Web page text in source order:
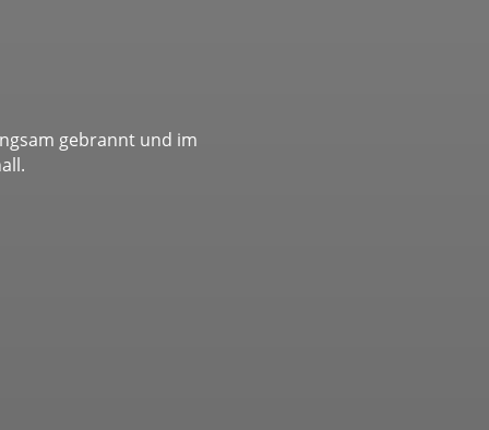
gebrannt und im